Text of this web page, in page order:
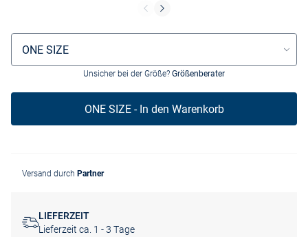
Größenauswahl
ONE SIZE
Unsicher bei der Größe? Größenberater
ONE SIZE - In den Warenkorb
Versand durch Partner
LIEFERZEIT
Lieferzeit ca. 1 - 3 Tage